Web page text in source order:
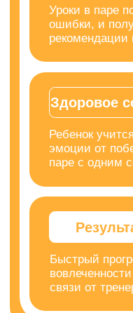
Результат
Быстрый прогресс
вовлеченности и
Занятия
Навыки
Развиваем логику,
умение работать в
Социализация
и заводят настоящих